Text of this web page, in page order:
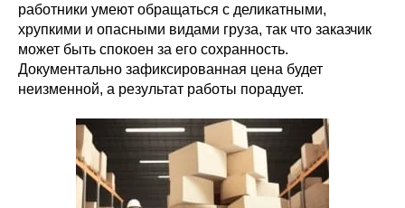
работники умеют обращаться с деликатными,
хрупкими и опасными видами груза, так что заказчик
может быть спокоен за его сохранность.
Документально зафиксированная цена будет
неизменной, а результат работы порадует.